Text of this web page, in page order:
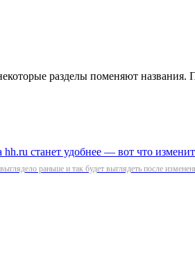
разделы поменяют
раньше и так будет выглядеть после